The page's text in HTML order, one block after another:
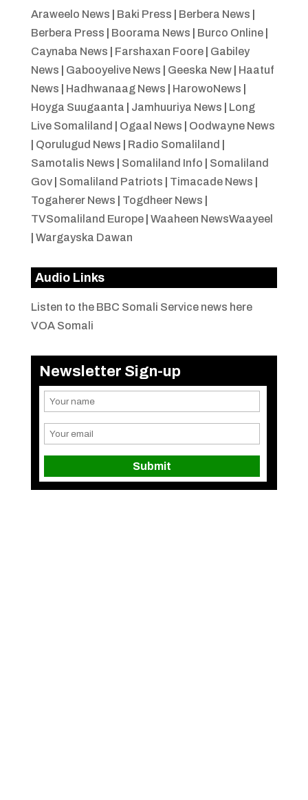
Araweelo News Baki Press Berbera News
Berbera Press
Boorama News Burco Online|
Caynaba News
Farshaxan Foore| Gabiley
News
Gabooyelive News Geeska New| Haatuf
News
Hadhwanaag News HarowoNews
Hoyga Suugaanta
Jamhuuriya News
Long
Live Somaliland
Ogaal News
Oodwayne News
Qorulugud News Radio Somaliland
Samotalis News
Somaliland Info
Somaliland
Gov| Somaliland Patriots Timacade News
Togaherer News
Togdheer News
TVSomaliland Europe| Waaheen NewsWaayeel
Wargayska Dawan
Audio Links
Listen to the BBC Somali Service news here
VOA Somali
Newsletter Sign-up